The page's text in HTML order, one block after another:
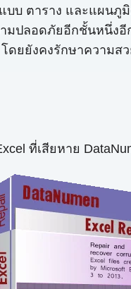
บ ตาราง และแผน
มปลอดภัยอีกชั้นหนึ่
ดยยังคงรักษาความ
ที่เสียหาย